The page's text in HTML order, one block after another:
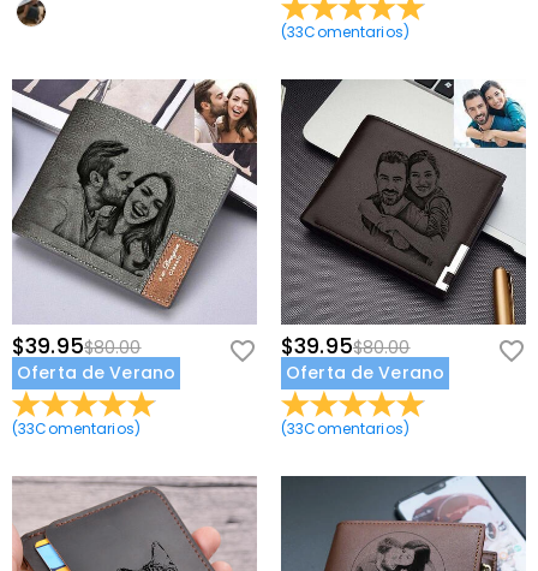
(33Comentarios)
$39.95$80.00
Oferta de Verano
(33Comentarios)
$39.95$80.00
Oferta de Verano
(33Comentarios)